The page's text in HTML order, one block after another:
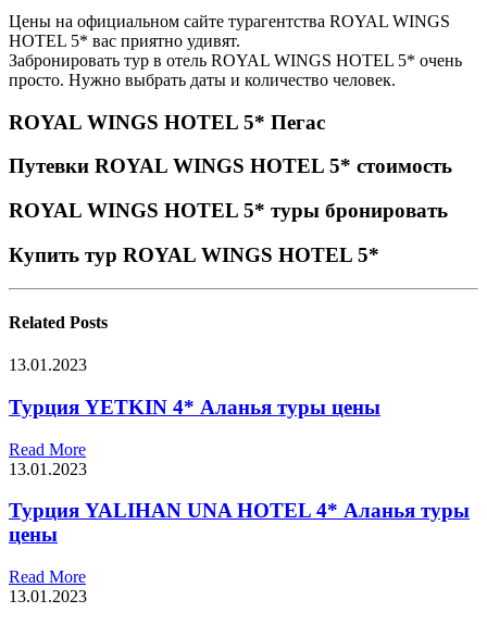
Цены на официальном сайте турагентства ROYAL WINGS
HOTEL 5* вас приятно удивят.
Забронировать тур в отель ROYAL WINGS HOTEL 5* очень
просто. Нужно выбрать даты и количество человек.
ROYAL WINGS HOTEL 5* Пегас
Путевки ROYAL WINGS HOTEL 5* стоимость
ROYAL WINGS HOTEL 5* туры бронировать
Купить тур ROYAL WINGS HOTEL 5*
Related Posts
13.01.2023
Турция YETKIN 4* Аланья туры цены
Read More
13.01.2023
Турция YALIHAN UNA HOTEL 4* Аланья туры
цены
Read More
13.01.2023